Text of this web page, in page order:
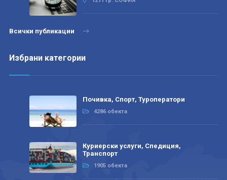
Всички публикации
Избрани категории
Почивка, Спорт, Туроператори
4286 обекта
Куриерски услуги, Спедиция,
Транспорт
1905 обекта